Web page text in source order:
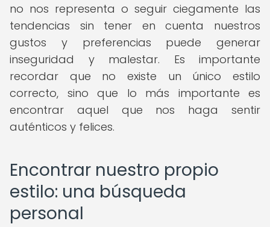
no nos representa o seguir ciegamente las
tendencias sin tener en cuenta nuestros
gustos y preferencias puede generar
inseguridad y malestar. Es importante
recordar que no existe un único estilo
correcto, sino que lo más importante es
encontrar aquel que nos haga sentir
auténticos y felices.
Encontrar nuestro propio
estilo: una búsqueda
personal